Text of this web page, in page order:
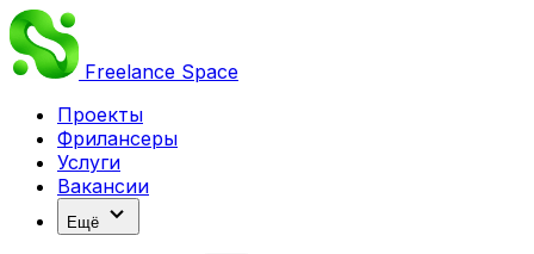
Freelance Space
Проекты
Фрилансеры
Услуги
Вакансии
Ещё expand_more